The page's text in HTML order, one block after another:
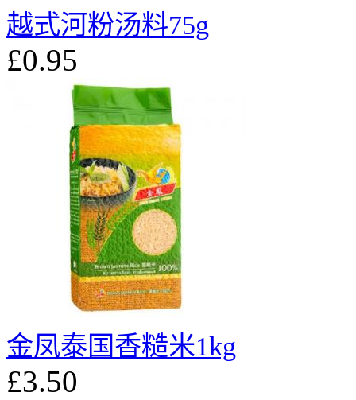
越式河粉汤料75g
£0.95
金凤泰国香糙米1kg
£3.50